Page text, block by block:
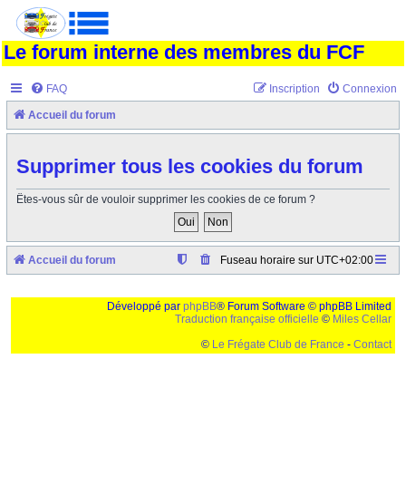
Le forum interne des membres du FCF
FAQ Connexion
Inscription
Accueil du forum
Supprimer tous les cookies du forum
Êtes-vous sûr de vouloir supprimer les cookies de ce forum ?
Accueil du forum Fuseau horaire sur UTC+02:00
Développé par phpBB® Forum Software © phpBB Limited
Traduction française officielle © Miles Cellar
© Le Frégate Club de France - Contact